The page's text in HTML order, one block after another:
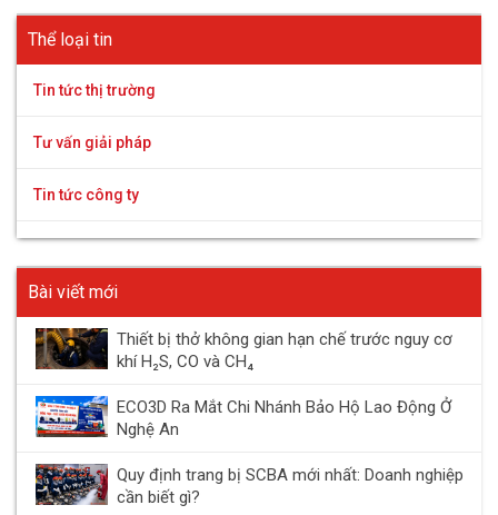
Thể loại tin
Tin tức thị trường
Tư vấn giải pháp
Tin tức công ty
Bài viết mới
Thiết bị thở không gian hạn chế trước nguy cơ
khí H₂S, CO và CH₄
ECO3D Ra Mắt Chi Nhánh Bảo Hộ Lao Động Ở
Nghệ An
Quy định trang bị SCBA mới nhất: Doanh nghiệp
cần biết gì?